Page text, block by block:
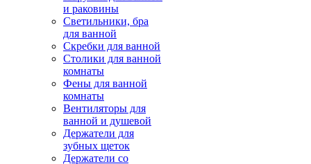
и раковины
Светильники, бра
для ванной
Скребки для ванной
Столики для ванной
комнаты
Фены для ванной
комнаты
Вентиляторы для
ванной и душевой
Держатели для
зубных щеток
Держатели со